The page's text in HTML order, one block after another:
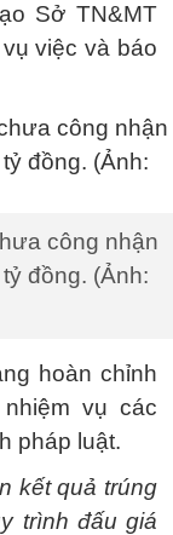
Sở TN&MT
việc và báo
công nhận
đồng. (Ảnh:
hoàn chỉnh
vụ các
pháp luật.
kết quả trúng
trình đấu giá